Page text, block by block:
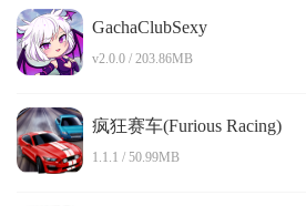
GachaClubSexy
v2.0.0 / 203.86MB
疯狂赛车(Furious Racing)
1.1.1 / 50.99MB